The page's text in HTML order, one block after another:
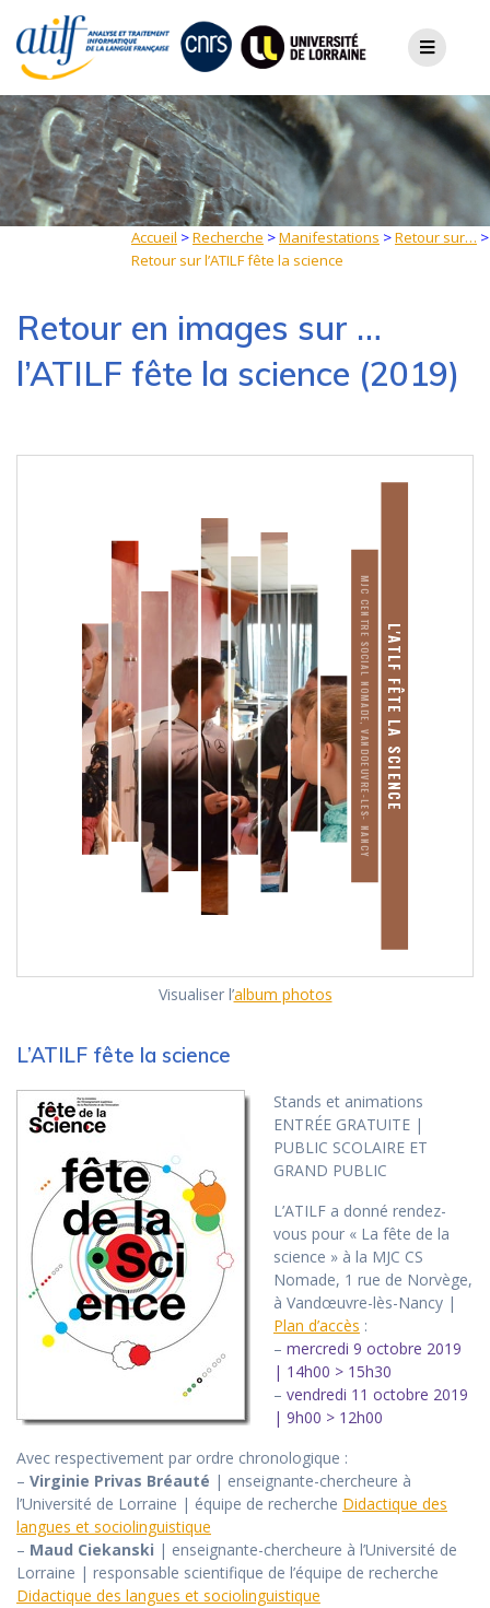
content
Accueil >Recherche >Manifestations >Retour sur… >
Retour sur l’ATILF fête la science
Retour en images sur …
l’ATILF fête la science (2019)
Visualiser l’album photos
L’ATILF fête la science
Stands et animations
ENTRÉE GRATUITE |
PUBLIC SCOLAIRE ET
GRAND PUBLIC
L’ATILF a donné rendez-
vous pour « La fête de la
science » à la MJC CS
Nomade, 1 rue de Norvège,
à Vandœuvre-lès-Nancy |
Plan d’accès :
– mercredi 9 octobre 2019
| 14h00 > 15h30
– vendredi 11 octobre 2019
| 9h00 > 12h00
Avec respectivement par ordre chronologique :
– Virginie Privas Bréauté | enseignante-chercheure à
l’Université de Lorraine | équipe de recherche Didactique des
langues et sociolinguistique
– Maud Ciekanski | enseignante-chercheure à l’Université de
Lorraine | responsable scientifique de l’équipe de recherche
Didactique des langues et sociolinguistique